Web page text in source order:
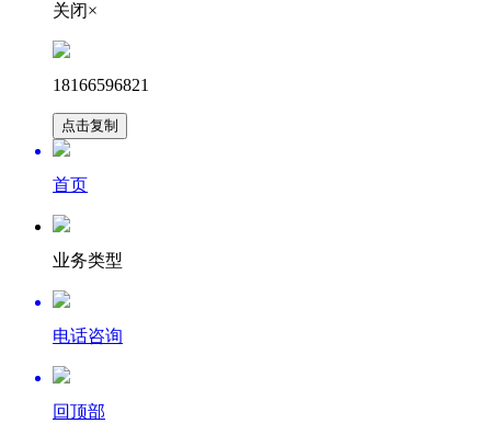
关闭×
18166596821
点击复制
首页
业务类型
电话咨询
回顶部